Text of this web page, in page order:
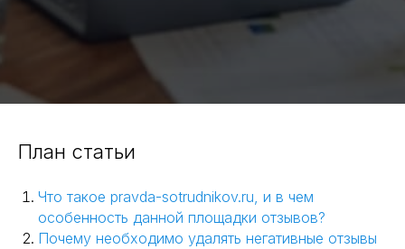
План статьи
Что такое pravda-sotrudnikov.ru, и в чем
особенность данной площадки отзывов?
Почему необходимо удалять негативные отзывы